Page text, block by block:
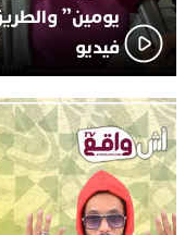
يومين”
فيديو